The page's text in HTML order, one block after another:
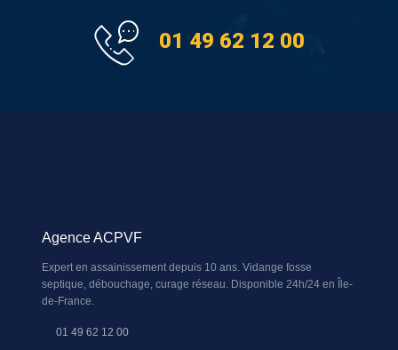
01 49 62 12 00
Agence ACPVF
Expert en assainissement depuis 10 ans. Vidange fosse
septique, débouchage, curage réseau. Disponible 24h/24 en Île-
de-France.
01 49 62 12 00